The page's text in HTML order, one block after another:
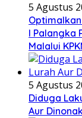
5 Agustus
I Palangka
Malalui
5 Agustus
Diduga
Aur